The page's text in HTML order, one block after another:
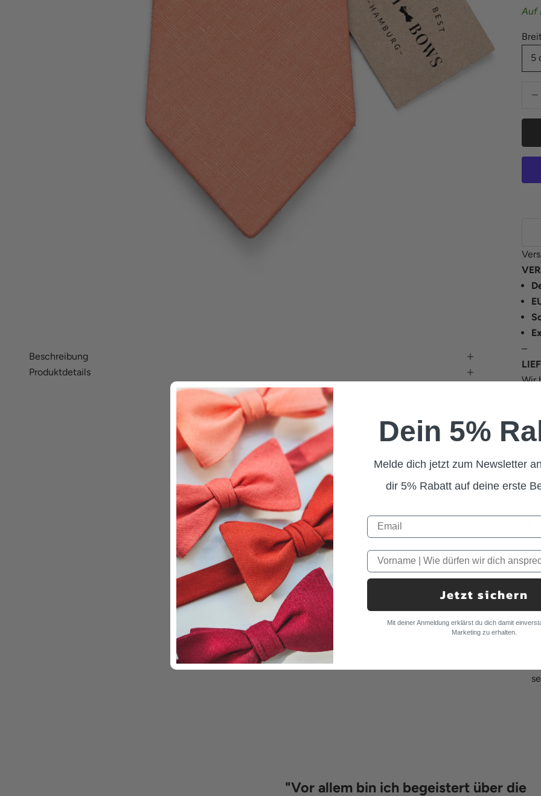
Auf
5
–
Wir
Du
Beschreibung
Produktdetails
"Vor allem bin ich begeistert über die
Dein 5%
Melde dich jetzt zum Newsletter
dir 5% Rabatt auf deine erste
Jetzt sichern
Mit deiner Anmeldung erklärst du dich damit
Marketing zu erhalten.